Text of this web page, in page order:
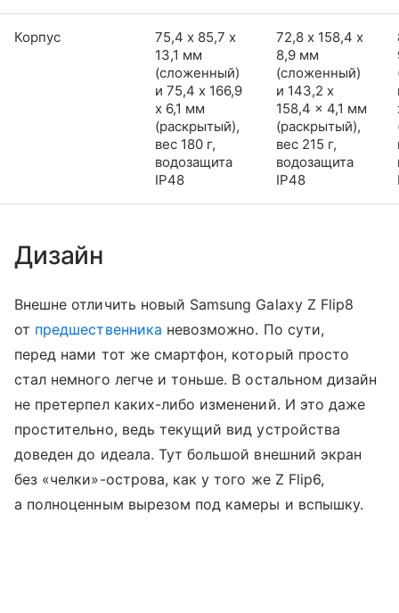
Корпус
75,4 х 85,7 х
13,1 мм
(сложенный)
и 75,4 x 166,9
x 6,1 мм
(раскрытый),
вес 180 г,
водозащита
IP48
72,8 х 158,4 х
8,9 мм
(сложенный)
и 143,2 x
158,4 x 4,1 мм
(раскрытый),
вес 215 г,
водозащита
IP48
Дизайн
Внешне отличить новый Samsung Galaxy Z Flip8
от предшественника невозможно. По сути,
перед нами тот же смартфон, который просто
стал немного легче и тоньше. В остальном дизайн
не претерпел каких-либо изменений. И это даже
простительно, ведь текущий вид устройства
доведен до идеала. Тут большой внешний экран
без «челки»-острова, как у того же Z Flip6,
а полноценным вырезом под камеры и вспышку.